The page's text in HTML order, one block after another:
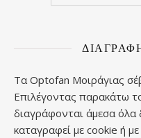
Τα Optofan Μοιράγιας
Επιλέγοντας παρακάτω
διαγράφονται άμεσα
καταγραφεί με cookie ή